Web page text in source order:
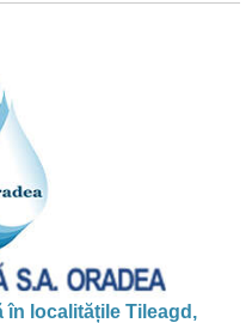
în localitățile Tileagd,